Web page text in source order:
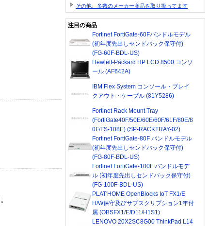
その他、多数のメーカー商品を取り扱ってます
注目の商品
Fortinet FortiGate-60Fバンドルモデル
(初年度先出しセンドバック保守付)
(FG-60F-BDL-US)
Hewlett-Packard HP LCD 8500 コンソ
ール (AF642A)
IBM Flex System コンソール・ブレイ
クアウト・ケーブル (81Y5286)
Fortinet Rack Mount Tray
(FortiGate40F/50E/60E/60F/61F/80E/8
0F/FS-108E) (SP-RACKTRAY-02)
Fortinet FortiGate-80F バンドルモデル
(初年度先出しセンドバック保守付)
(FG-80F-BDL-US)
Fortinet FortiGate-100F バンドルモデ
ル (初年度先出しセンドバック保守付)
(FG-100F-BDL-US)
PLAT'HOME OpenBlocks IoT FX1/E
H/W保守及びサブスクリプション1年付
属 (OBSFX1/E/D11/H1S1)
LENOVO 20X2SC8G00 ThinkPad L14